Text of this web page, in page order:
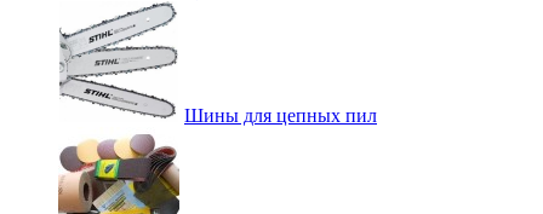
Шины для цепных пил